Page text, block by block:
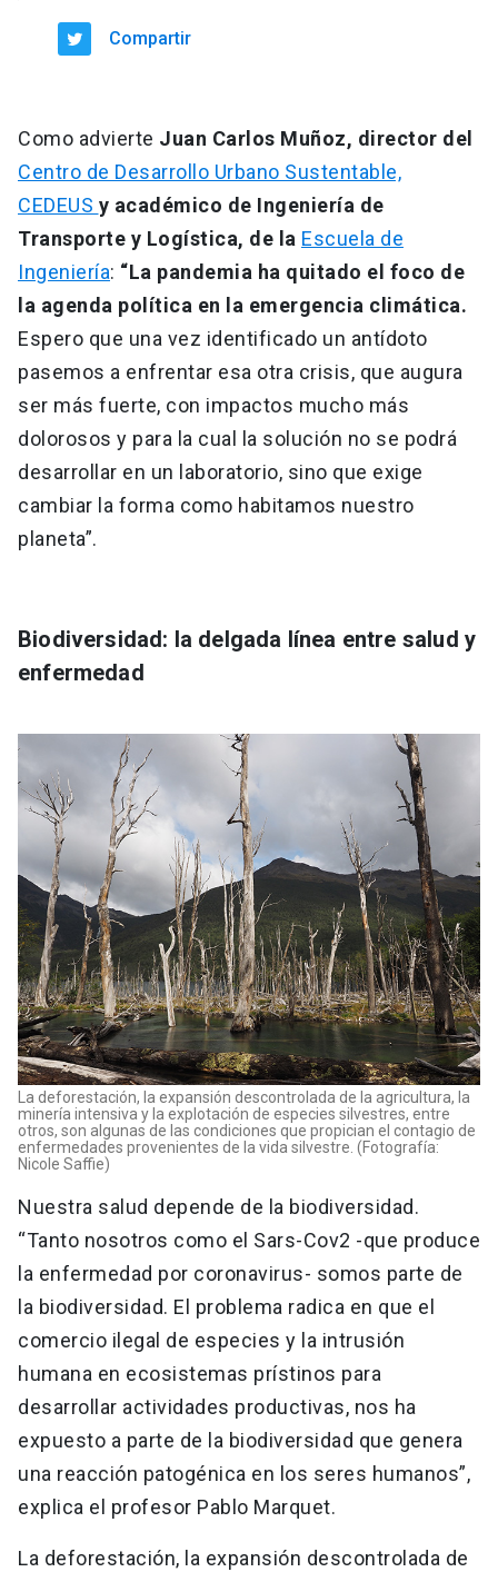
Compartir
Como advierte Juan Carlos Muñoz, director del
Centro de Desarrollo Urbano Sustentable,
CEDEUS y académico de Ingeniería de
Transporte y Logística, de la Escuela de
Ingeniería: “La pandemia ha quitado el foco de
la agenda política en la emergencia climática.
Espero que una vez identificado un antídoto
pasemos a enfrentar esa otra crisis, que augura
ser más fuerte, con impactos mucho más
dolorosos y para la cual la solución no se podrá
desarrollar en un laboratorio, sino que exige
cambiar la forma como habitamos nuestro
planeta”.
Biodiversidad: la delgada línea entre salud y
enfermedad
La deforestación, la expansión descontrolada de la agricultura, la
minería intensiva y la explotación de especies silvestres, entre
otros, son algunas de las condiciones que propician el contagio de
enfermedades provenientes de la vida silvestre. (Fotografía:
Nicole Saffie)
Nuestra salud depende de la biodiversidad.
“Tanto nosotros como el Sars-Cov2 -que produce
la enfermedad por coronavirus- somos parte de
la biodiversidad. El problema radica en que el
comercio ilegal de especies y la intrusión
humana en ecosistemas prístinos para
desarrollar actividades productivas, nos ha
expuesto a parte de la biodiversidad que genera
una reacción patogénica en los seres humanos”,
explica el profesor Pablo Marquet.
La deforestación, la expansión descontrolada de